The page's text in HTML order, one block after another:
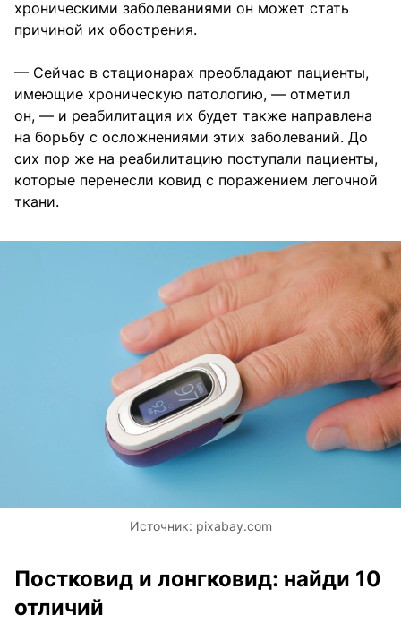
хроническими заболеваниями он может стать
причиной их обострения.
— Сейчас в стационарах преобладают пациенты,
имеющие хроническую патологию, — отметил
он, — и реабилитация их будет также направлена
на борьбу с осложнениями этих заболеваний. До
сих пор же на реабилитацию поступали пациенты,
которые перенесли ковид с поражением легочной
ткани.
Источник: pixabay.com
Постковид и лонгковид: найди 10
отличий